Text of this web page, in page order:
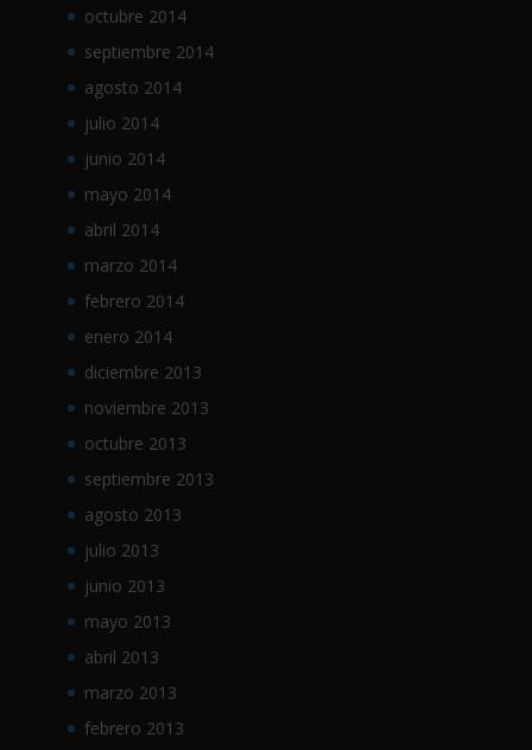
octubre 2014
septiembre 2014
agosto 2014
julio 2014
junio 2014
mayo 2014
abril 2014
marzo 2014
febrero 2014
enero 2014
diciembre 2013
noviembre 2013
octubre 2013
septiembre 2013
agosto 2013
julio 2013
junio 2013
mayo 2013
abril 2013
marzo 2013
febrero 2013